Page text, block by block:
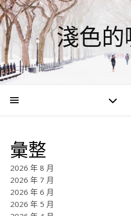
淺色的
彙整
2026 年 8 月
2026 年 7 月
2026 年 6 月
2026 年 5 月